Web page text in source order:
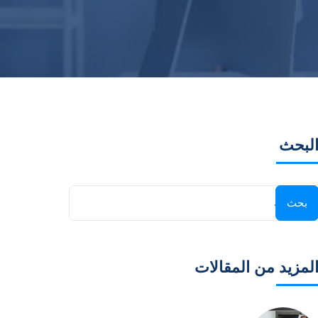
البحث
المزيد من المقالات